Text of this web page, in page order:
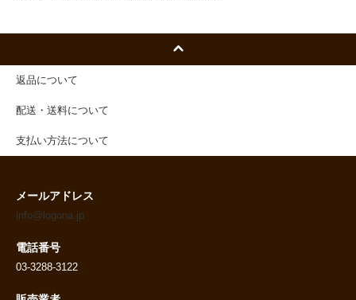
返品について
配送・送料について
支払い方法について
メールアドレス
info@logona.jp
電話番号
03-3288-3122